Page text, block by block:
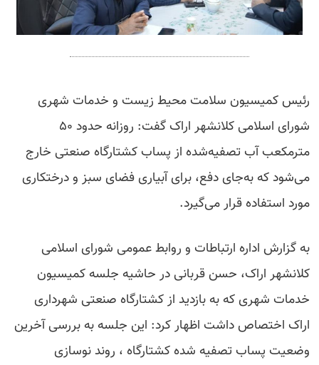
رئیس کمیسیون سلامت محیط زیست و خدمات شهری
شورای اسلامی کلانشهر اراک گفت: روزانه حدود ۵۰
مترمکعب آب تصفیه‌شده از پساب کشتارگاه صنعتی خارج
می‌شود که به‌جای دفع، برای آبیاری فضای سبز و درختکاری
مورد استفاده قرار می‌گیرد.
به گزارش اداره ارتباطات و روابط عمومی شورای اسلامی
کلانشهر اراک، حسن قربانی در حاشیه جلسه کمیسیون
خدمات شهری که به بازدید از کشتارگاه صنعتی شهرداری
اراک اختصاص داشت اظهار کرد: این جلسه‌ به بررسی آخرین
وضعیت پساب تصفیه شده کشتارگاه ، روند نوسازی